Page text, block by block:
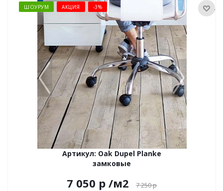
ШОУРУМ АКЦИЯ -3%
Артикул: Oak Dupel Planke
замковые
7 050 р /м2 7 250р